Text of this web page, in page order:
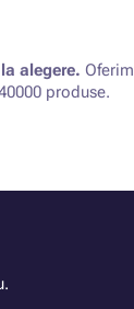
alegere. Oferim
produse.